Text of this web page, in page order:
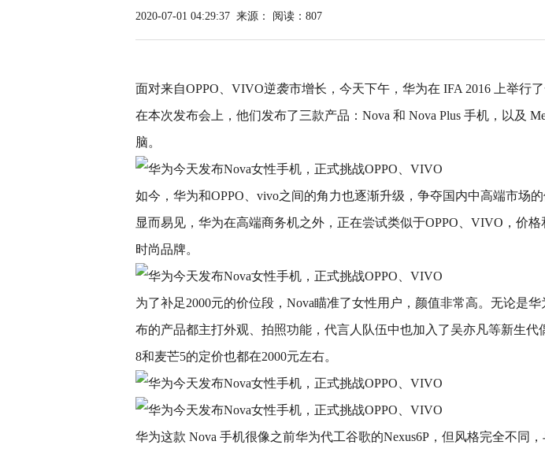
2020-07-01 04:29:37 来源： 阅读：807
面对来自OPPO、VIVO逆袭市增长，今天下午，华为在 IFA 2016 上举行了
在本次发布会上，他们发布了三款产品：Nova 和 Nova Plus 手机，以及
脑。
如今，华为和OPPO、vivo之间的角力也逐渐升级，争夺国内中高端市场的
显而易见，华为在高端商务机之外，正在尝试类似于OPPO、VIVO，价
时尚品牌。
为了补足2000元的价位段，Nova瞄准了女性用户，颜值非常高。无论是
布的产品都主打外观、拍照功能，代言人队伍中也加入了吴亦凡等新生代
8和麦芒5的定价也都在2000元左右。
华为这款 Nova 手机很像之前华为代工谷歌的Nexus6P，但风格完全不同